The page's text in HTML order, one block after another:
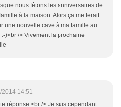
nous fêtons les anniversaires de
à la maison. Alors ça me ferait
une nouvelle cave à ma famille au
)<br /> Vivement la prochaine
2014 14:51
réponse.<br /> Je suis cependant